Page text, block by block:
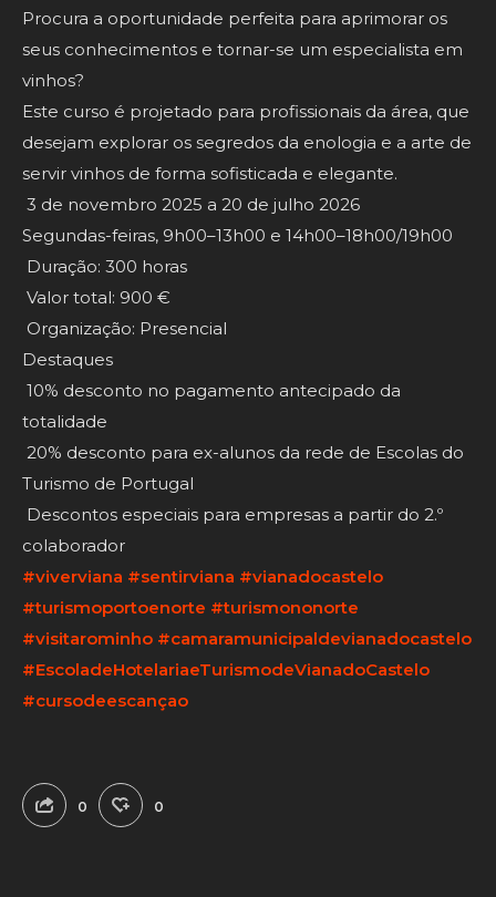
Procura a oportunidade perfeita para aprimorar os
seus conhecimentos e tornar-se um especialista em
vinhos?
Este curso é projetado para profissionais da área, que
desejam explorar os segredos da enologia e a arte de
servir vinhos de forma sofisticada e elegante.
3 de novembro 2025 a 20 de julho 2026
Segundas-feiras, 9h00–13h00 e 14h00–18h00/19h00
Duração: 300 horas
Valor total: 900 €
Organização: Presencial
Destaques
10% desconto no pagamento antecipado da
totalidade
20% desconto para ex-alunos da rede de Escolas do
Turismo de Portugal
Descontos especiais para empresas a partir do 2.º
colaborador
#viverviana #sentirviana #vianadocastelo
#turismoportoenorte #turismononorte
#visitarominho #camaramunicipaldevianadocastelo
#EscoladeHotelariaeTurismodeVianadoCastelo
#cursodeescançao
0 0